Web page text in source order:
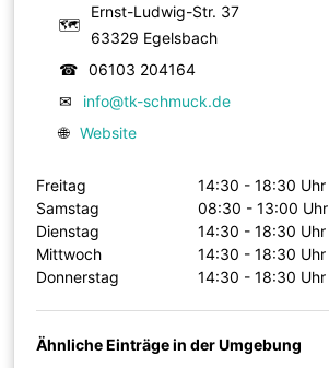
🗺
Ernst-Ludwig-Str. 37
63329 Egelsbach
☎
06103 204164
✉
info@tk-schmuck.de
🌐 Website
Freitag
14:30 - 18:30 Uhr
Samstag
08:30 - 13:00 Uhr
Dienstag
14:30 - 18:30 Uhr
Mittwoch
14:30 - 18:30 Uhr
Donnerstag
14:30 - 18:30 Uhr
Ähnliche Einträge in der Umgebung